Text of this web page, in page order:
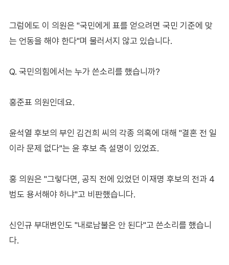
그럼에도 이 의원은 "국민에게 표를 얻으려면 국민 기준에 맞
는 언동을 해야 한다"며 물러서지 않고 있습니다.
Q. 국민의힘에서는 누가 쓴소리를 했습니까?
홍준표 의원인데요.
윤석열 후보의 부인 김건희 씨의 각종 의혹에 대해 "결혼 전 일
이라 문제 없다"는 윤 후보 측 설명이 있었죠.
홍 의원은 "그렇다면, 공직 전에 있었던 이재명 후보의 전과 4
범도 용서해야 하냐"고 비판했습니다.
신인규 부대변인도 "내로남불은 안 된다"고 쓴소리를 했습니
다.